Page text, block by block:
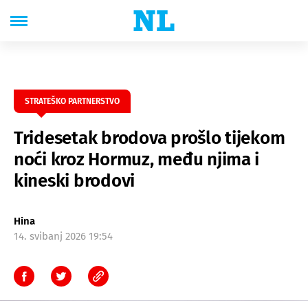
STRATEŠKO PARTNERSTVO
Tridesetak brodova prošlo tijekom
noći kroz Hormuz, među njima i
kineski brodovi
Hina
14. svibanj 2026 19:54